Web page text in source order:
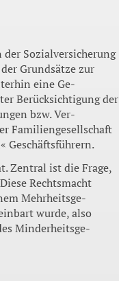
Sozialversiche­rung
Grundsätze zur
eine Ge­
Berücksichti­gung der
bzw. Ver­
Familiengesell­schaft
Geschäfts­führern.
Zentral ist die Frage,
Rechts­macht
Mehrheitsge­
wurde, also
Minderheitsge­